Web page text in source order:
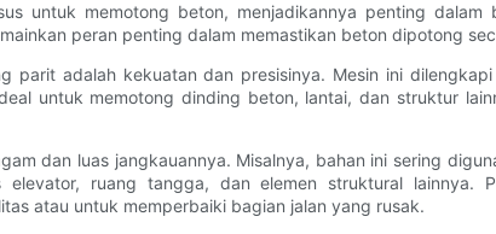
untuk memotong beton, menjadikannya penting
peran penting dalam memastikan beton dipotong
parit adalah kekuatan dan presisinya. Mesin ini
untuk memotong dinding beton, lantai, dan struktur
dan luas jangkauannya. Misalnya, bahan ini sering
ruang tangga, dan elemen struktural lainnya.
atau untuk memperbaiki bagian jalan yang rusak.